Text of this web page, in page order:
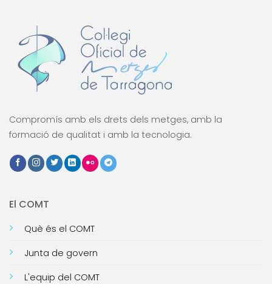
Compromís amb els drets dels metges, amb la
formació de qualitat i amb la tecnologia.
El COMT
Què és el COMT
Junta de govern
L'equip del COMT